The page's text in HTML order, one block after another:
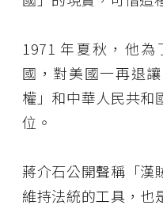
1971 年夏秋，他
國，對美國一再退
權」和中華人民共和
位。
蔣介石公開聲稱「漢
維持法統的工具，也